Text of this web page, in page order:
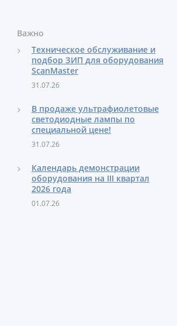
Важно
Техническое обслуживание и
подбор ЗИП для оборудования
ScanMaster
31.07.26
В продаже ультрафиолетовые
светодиодные лампы по
специальной цене!
31.07.26
Календарь демонстрации
оборудования на III квартал
2026 года
01.07.26